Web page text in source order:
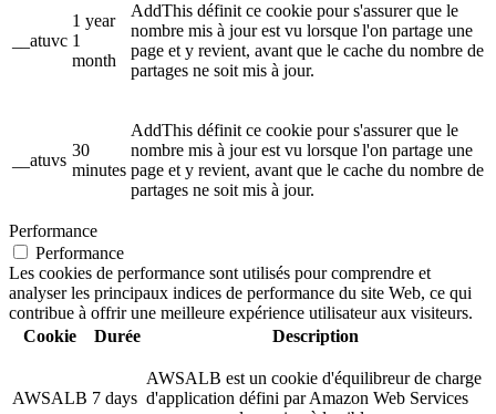
__atuvc
1 year
1
month
AddThis définit ce cookie pour s'assurer que le
nombre mis à jour est vu lorsque l'on partage une
page et y revient, avant que le cache du nombre de
partages ne soit mis à jour.
__atuvs
30
minutes
AddThis définit ce cookie pour s'assurer que le
nombre mis à jour est vu lorsque l'on partage une
page et y revient, avant que le cache du nombre de
partages ne soit mis à jour.
Performance
Performance
Les cookies de performance sont utilisés pour comprendre et
analyser les principaux indices de performance du site Web, ce qui
contribue à offrir une meilleure expérience utilisateur aux visiteurs.
Cookie
Durée Description
AWSALB 7 days
AWSALB est un cookie d'équilibreur de charge
d'application défini par Amazon Web Services